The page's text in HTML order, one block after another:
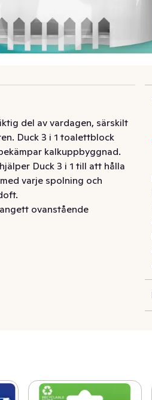
del av vardagen, särskilt
Duck 3 i 1 toalettblock
kalkuppbyggnad.
Duck 3 i 1 till att hålla
varje spolning och
ovanstående